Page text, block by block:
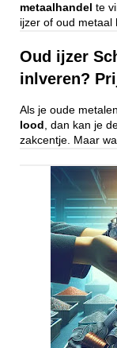
metaalhandel te
ijzer of oud metaal
Oud ijzer
inlveren?
Als je oude
lood , dan kan je
zakcentje. Maar